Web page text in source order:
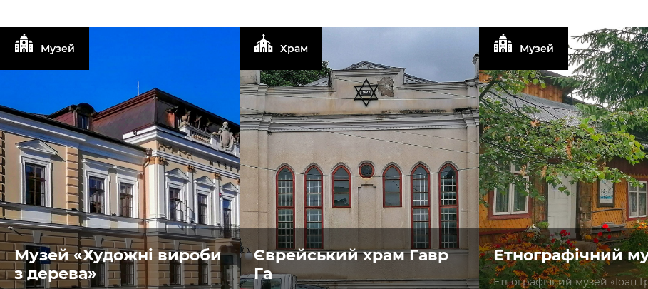
Музей «Художні вироби
з дерева»
Музей
Єврейський храм Гавр
Га
Храм
Етнографічний
Етнографічний музей «Іоан
Музей